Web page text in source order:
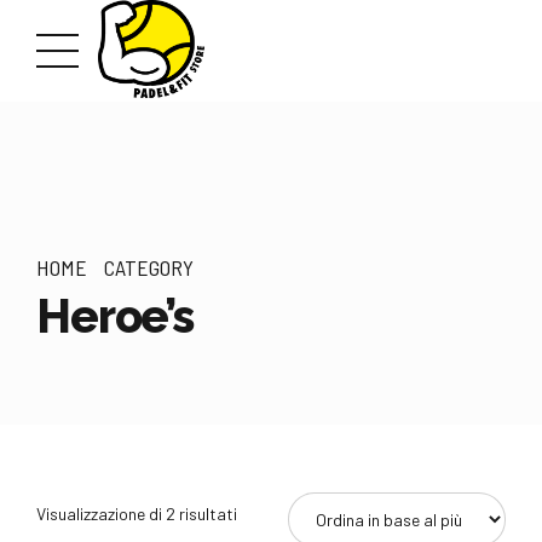
HOME CATEGORY
Heroe’s
Visualizzazione di 2 risultati